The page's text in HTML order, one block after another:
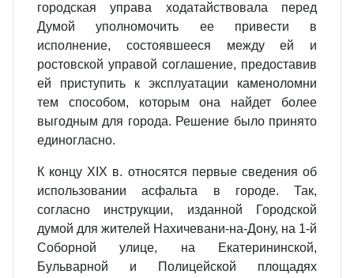
городская управа ходатайствовала перед
Думой уполномочить ее привести в
исполнение, состоявшееся между ей и
ростовской управой соглашение, предоставив
ей приступить к эксплуатации каменоломни
тем способом, которым она найдет более
выгодным для города. Решение было принято
единогласно.
К концу XIX в. относятся первые сведения об
использовании асфальта в городе. Так,
согласно инструкции, изданной Городской
думой для жителей Нахичевани-на-Дону, на 1-й
Соборной улице, на Екатерининской,
Бульварной и Полицейской площадях